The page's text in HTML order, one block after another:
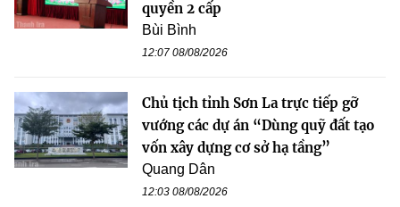
quyền 2 cấp
Bùi Bình
12:07 08/08/2026
Chủ tịch tỉnh Sơn La trực tiếp gỡ
vướng các dự án “Dùng quỹ đất tạo
vốn xây dựng cơ sở hạ tầng”
Quang Dân
12:03 08/08/2026